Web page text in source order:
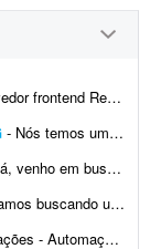
de APIs REST e autenticação por token (AWS Cognito é diferencial). O design j&aacut...
- Nós temos um site de marketplace de TCG (trading card game) chamado Capital Collectibles e gostaria de um programador front-end e back-end para nos ajudar a revisar a estrutura e validar a p...
que entenda de Vercel. Gostaria de fazer alterações e melhorias no meu site. Já tenho muitas páginas que consigo editar, m...
para criar o novo site institucional da BonaFruta Sorvetes. Nossa principal referência de experiência, qualidade visual, navegaç&a...
- Criação de ferramentas Exemplo de trabalho: Configuração de VPS, scrap...